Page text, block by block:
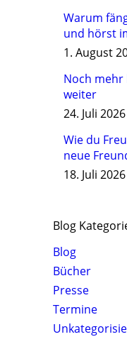
Warum
und hörst
1. August
Noch
weiter
24. Juli 2026
Wie du
neue
18. Juli 2026
Blog
Blog
Bücher
Presse
Termine